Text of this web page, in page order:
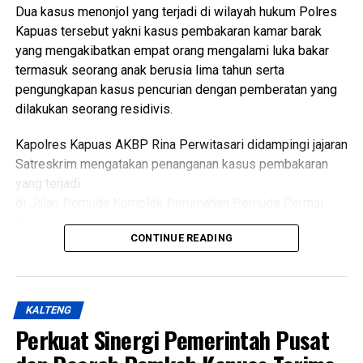
“Oleh karena itu sinergi lintas sektor menjadi kunci agar
berbagai persoalan kesehatan dan sosial dapat dideteksi
sejak dini serta ditangani secara cepat dan tepat, ” katanya.
Lebih lanjut ia mengatakan melalui kegiatan tersebut Tim
Pembina Posyandu Kabupaten Kapuas juga memperkuat
koordinasi.
“Dalam hal ini dengan pemerintah kecamatan pemerintah
kelompok rentan dapat dilakukan secara
berkesinambungan,” ujarnya.
Views: 23
Bagikan ke
Dua kasus menonjol yang terjadi di wilayah hukum Polres
Kapuas tersebut yakni kasus pembakaran kamar barak
yang mengakibatkan empat orang mengalami luka bakar
termasuk seorang anak berusia lima tahun serta
pengungkapan kasus pencurian dengan pemberatan yang
dilakukan seorang residivis.
Kapolres Kapuas AKBP Rina Perwitasari didampingi jajaran
Satreskrim mengatakan penanganan kasus pembakaran
yang terjadi
Blok F Kelurahan Selat Dalam Kecamatan Selat.
setelah diduga sengaja membakar kamar barak tempat
Kapolres mengatakan kasus tersebut ditangani
berdasarkan Laporan Polisi Nomor
CONTINUE READING
KALTENG
Perkuat Sinergi Pemerintah Pusat